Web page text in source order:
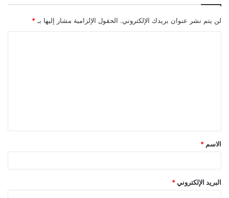
لن يتم نشر عنوان بريدك الإلكتروني. الحقول الإلزامية مشار إليها بـ *
ق
*
الاسم *
البريد الإلكتروني *